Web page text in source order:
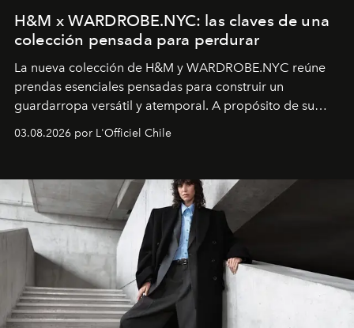
H&M x WARDROBE.NYC: las claves de una
colección pensada para perdurar
La nueva colección de H&M y WARDROBE.NYC reúne
prendas esenciales pensadas para construir un
guardarropa versátil y atemporal. A propósito de su
la asesora creativa y jefa de diseño global de la marca
y la filosofía detrás de la propuesta.
03.08.2026 por L'Officiel Chile